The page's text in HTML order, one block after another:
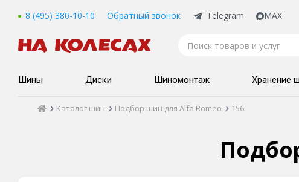
8 (495) 380-10-10 Обратный звонок Telegram MAX
Шины Диски Шиномонтаж Хранение
Каталог шин Подбор шин для Alfa Romeo 156